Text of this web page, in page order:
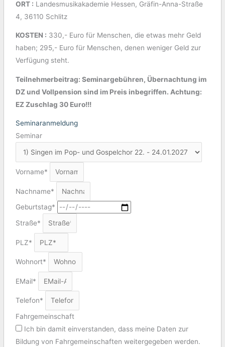
ORT : Landesmusikakademie Hessen, Gräfin-Anna-Straße
4, 36110 Schlitz
KOSTEN : 330,- Euro für Menschen, die etwas mehr Geld
haben; 295,- Euro für Menschen, denen weniger Geld zur
Verfügung steht.
Teilnehmerbeitrag: Seminargebühren, Übernachtung im
DZ und Vollpension sind im Preis inbegriffen. Achtung:
EZ Zuschlag 30 Euro!!!
Seminaranmeldung
Seminar
Vorname*
Nachname*
Geburtstag*
Straße*
PLZ*
Wohnort*
EMail*
Telefon*
Fahrgemeinschaft
Ich bin damit einverstanden, dass meine Daten zur
Bildung von Fahrgemeinschaften weitergegeben werden.